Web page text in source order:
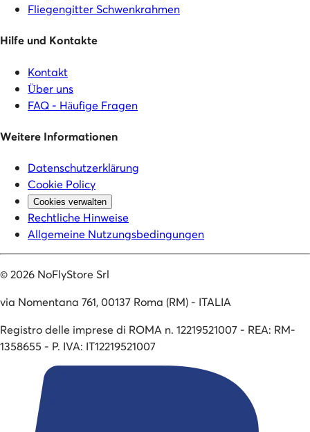
Fliegengitter Schwenkrahmen
Hilfe und Kontakte
Kontakt
Über uns
FAQ - Häufige Fragen
Weitere Informationen
Datenschutzerklärung
Cookie Policy
Cookies verwalten
Rechtliche Hinweise
Allgemeine Nutzungsbedingungen
©2026 NoFlyStore Srl
via Nomentana 761, 00137 Roma (RM) - ITALIA
Registro delle imprese di ROMA n. 12219521007 - REA: RM-
1358655 - P. IVA: IT12219521007